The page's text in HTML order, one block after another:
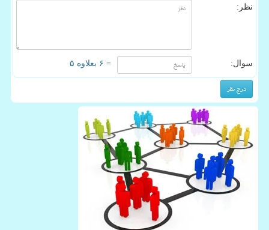
نظر:
سوال: = ۶ بعلاوه ۵